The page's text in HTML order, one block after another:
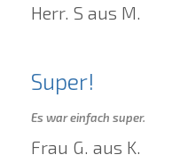
Herr. S aus M.
Super!
Es war einfach super.
Frau G. aus K.